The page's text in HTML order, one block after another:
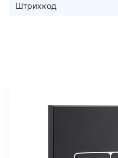
Штрихкод